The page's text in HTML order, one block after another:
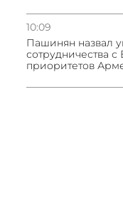
10:09
Пашинян назвал
сотрудничества
приоритетов